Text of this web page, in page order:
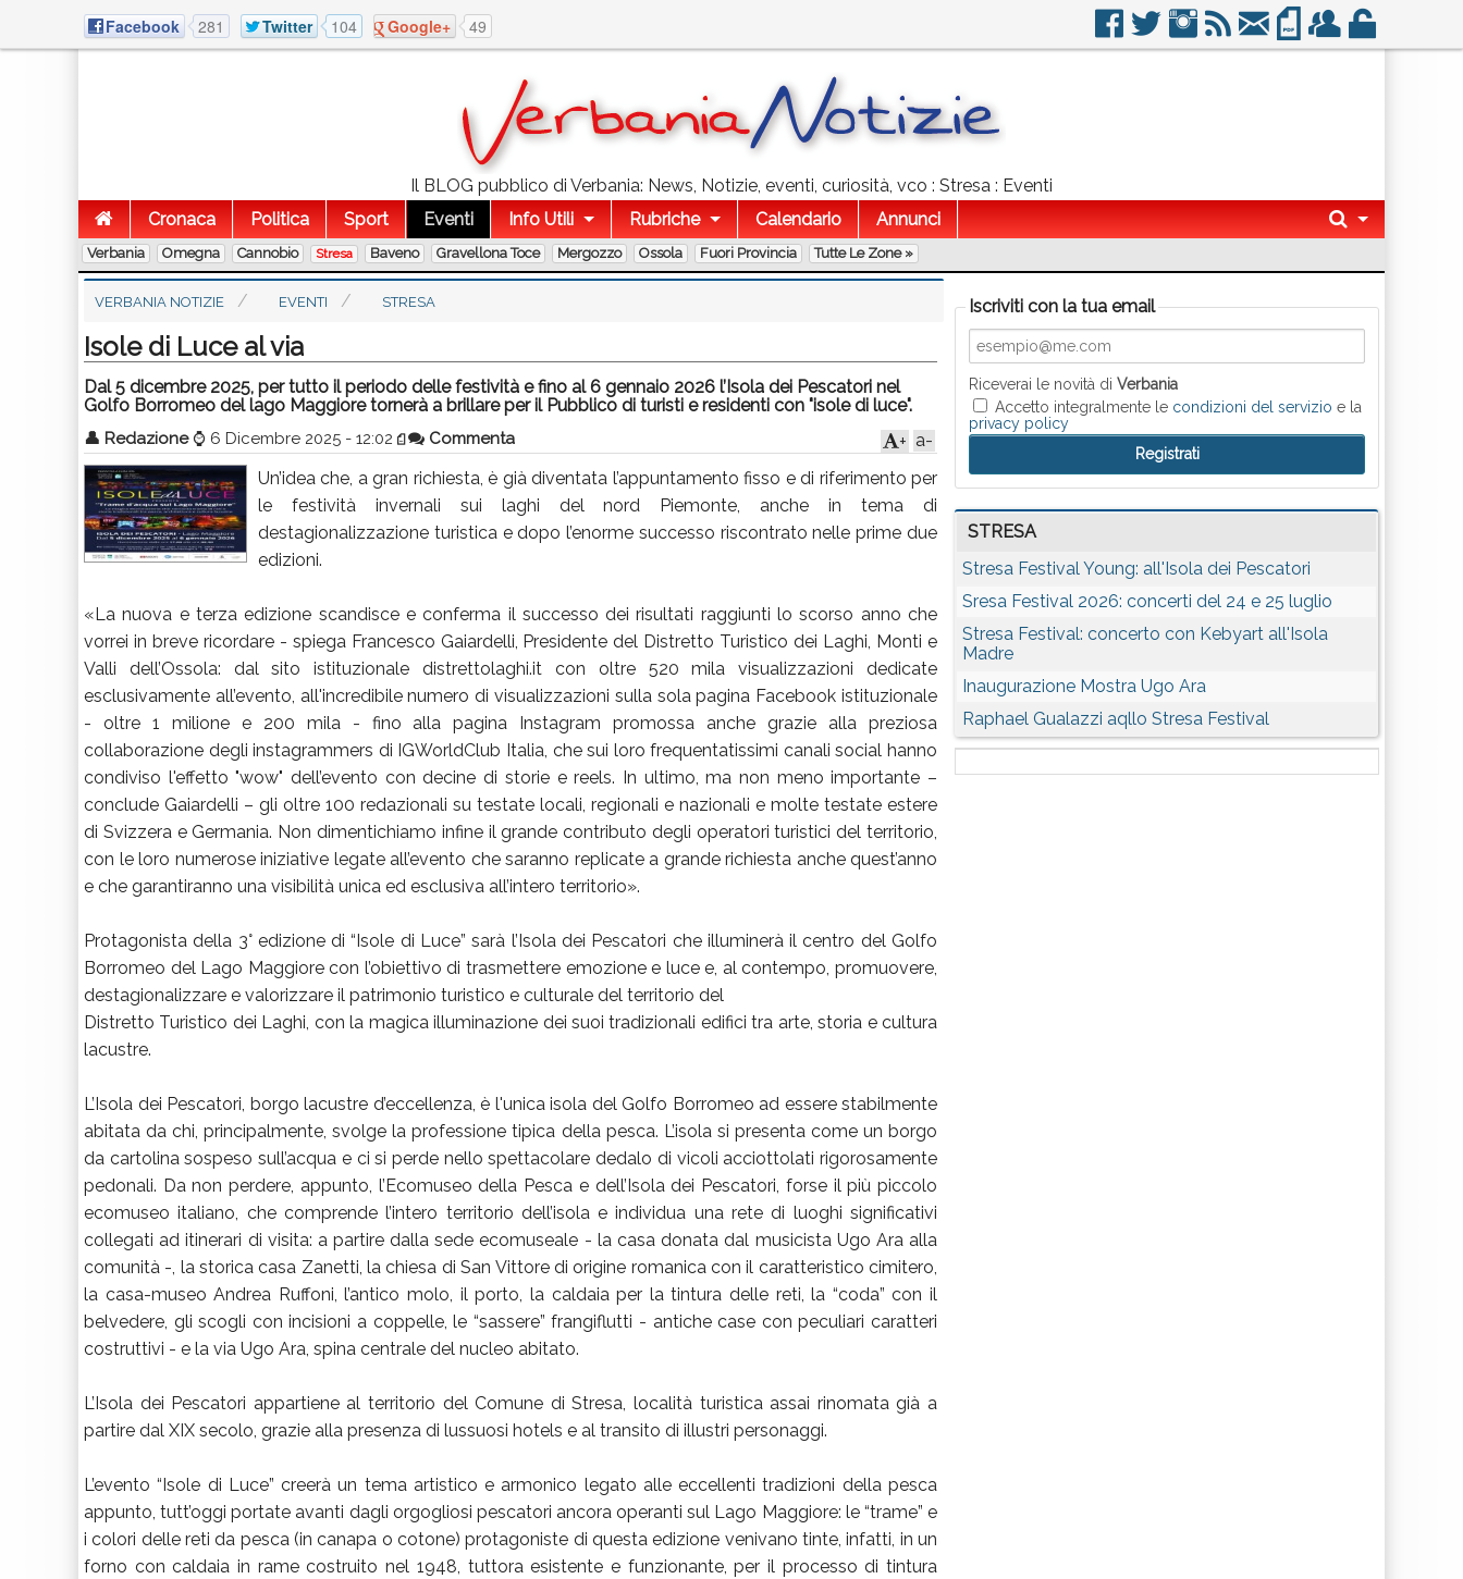
Facebook 281 Twitter 104 Google+ 49
Il BLOG pubblico di Verbania: News, Notizie, eventi, curiosità, vco : Stresa : Eventi
Cronaca
Politica Sport Eventi Info Utili Rubriche Calendario Annunci
Verbania Omegna Cannobio Stresa Baveno Gravellona Toce Mergozzo Ossola Fuori Provincia Tutte Le Zone »
VERBANIA NOTIZIE EVENTI STRESA
Isole di Luce al via
Dal 5 dicembre 2025, per tutto il periodo delle festività e fino al 6 gennaio 2026 l’Isola dei Pescatori nel
Golfo Borromeo del lago Maggiore tornerà a brillare per il Pubblico di turisti e residenti con "isole di luce".
👤 Redazione ⌚ 6 Dicembre 2025 - 12:02 Commenta a-
+
Un’idea che, a gran richiesta, è già diventata l’appuntamento fisso e di riferimento per
le festività invernali sui laghi del nord Piemonte, anche in tema di
destagionalizzazione turistica e dopo l’enorme successo riscontrato nelle prime due
edizioni.
«La nuova e terza edizione scandisce e conferma il successo dei risultati raggiunti lo scorso anno che
vorrei in breve ricordare - spiega Francesco Gaiardelli, Presidente del Distretto Turistico dei Laghi, Monti e
Valli dell’Ossola: dal sito istituzionale distrettolaghi.it con oltre 520 mila visualizzazioni dedicate
esclusivamente all’evento, all'incredibile numero di visualizzazioni sulla sola pagina Facebook istituzionale
- oltre 1 milione e 200 mila - fino alla pagina Instagram promossa anche grazie alla preziosa
collaborazione degli instagrammers di IGWorldClub Italia, che sui loro frequentatissimi canali social hanno
condiviso l'effetto "wow" dell’evento con decine di storie e reels. In ultimo, ma non meno importante –
conclude Gaiardelli – gli oltre 100 redazionali su testate locali, regionali e nazionali e molte testate estere
di Svizzera e Germania. Non dimentichiamo infine il grande contributo degli operatori turistici del territorio,
con le loro numerose iniziative legate all’evento che saranno replicate a grande richiesta anche quest’anno
e che garantiranno una visibilità unica ed esclusiva all’intero territorio».
Protagonista della 3° edizione di “Isole di Luce” sarà l’Isola dei Pescatori che illuminerà il centro del Golfo
Borromeo del Lago Maggiore con l’obiettivo di trasmettere emozione e luce e, al contempo, promuovere,
destagionalizzare e valorizzare il patrimonio turistico e culturale del territorio del
Distretto Turistico dei Laghi, con la magica illuminazione dei suoi tradizionali edifici tra arte, storia e cultura
lacustre.
L’Isola dei Pescatori, borgo lacustre d’eccellenza, è l'unica isola del Golfo Borromeo ad essere stabilmente
abitata da chi, principalmente, svolge la professione tipica della pesca. L’isola si presenta come un borgo
da cartolina sospeso sull’acqua e ci si perde nello spettacolare dedalo di vicoli acciottolati rigorosamente
pedonali. Da non perdere, appunto, l’Ecomuseo della Pesca e dell’Isola dei Pescatori, forse il più piccolo
ecomuseo italiano, che comprende l’intero territorio dell’isola e individua una rete di luoghi significativi
collegati ad itinerari di visita: a partire dalla sede ecomuseale - la casa donata dal musicista Ugo Ara alla
comunità -, la storica casa Zanetti, la chiesa di San Vittore di origine romanica con il caratteristico cimitero,
la casa-museo Andrea Ruffoni, l’antico molo, il porto, la caldaia per la tintura delle reti, la “coda” con il
belvedere, gli scogli con incisioni a coppelle, le “sassere” frangiflutti - antiche case con peculiari caratteri
costruttivi - e la via Ugo Ara, spina centrale del nucleo abitato.
L’Isola dei Pescatori appartiene al territorio del Comune di Stresa, località turistica assai rinomata già a
partire dal XIX secolo, grazie alla presenza di lussuosi hotels e al transito di illustri personaggi.
L’evento “Isole di Luce” creerà un tema artistico e armonico legato alle eccellenti tradizioni della pesca
appunto, tutt’oggi portate avanti dagli orgogliosi pescatori ancora operanti sul Lago Maggiore: le “trame” e
i colori delle reti da pesca (in canapa o cotone) protagoniste di questa edizione venivano tinte, infatti, in un
forno con caldaia in rame costruito nel 1948, tuttora esistente e funzionante, per il processo di tintura
Iscriviti con la tua email
Riceverai le novità diVerbania
Accetto integralmente le condizioni del servizio e la
privacy policy
STRESA
Stresa Festival Young: all'Isola dei Pescatori
Sresa Festival 2026: concerti del 24 e 25 luglio
Stresa Festival: concerto con Kebyart all'Isola
Madre
Inaugurazione Mostra Ugo Ara
Raphael Gualazzi aqllo Stresa Festival